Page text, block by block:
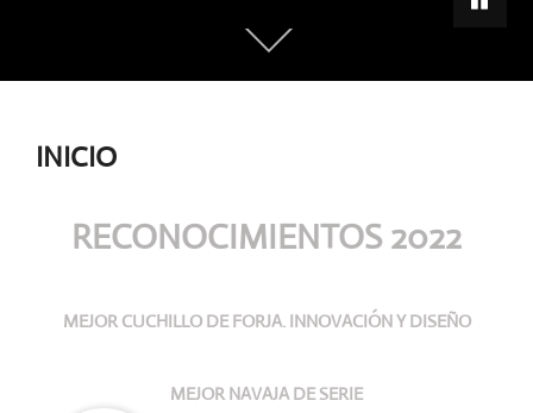
INICIO
RECONOCIMIENTOS 2022
MEJOR CUCHILLO DE FORJA. INNOVACIÓN Y DISEÑO
MEJOR NAVAJA DE SERIE